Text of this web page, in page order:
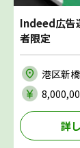
Indeed広告
者限定
港区新
詳